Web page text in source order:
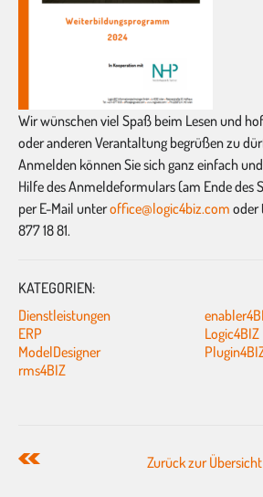
Wir wünschen viel Spaß beim Lesen und
oder anderen Verantaltung begrüßen zu
Anmelden können Sie sich ganz einfach
Hilfe des Anmeldeformulars (am Ende des
per E-Mail unteroffice@logic4biz.com oder
877 18 81.
KATEGORIEN:
Dienstleistungen
ERP
Logic4BIZ
ModelDesigner
rms4BIZ
Zurück zur Übersicht